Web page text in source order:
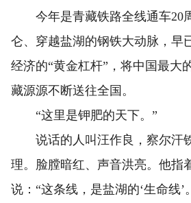
今年是青藏铁路全线通车20
仑、穿越盐湖的钢铁大动脉，早
经济的“黄金杠杆”，将中国最大
藏源源不断送往全国。
“这里是钾肥的天下。”
说话的人叫汪作良，察尔汗
理。脸膛暗红、声音洪亮。他指
说：“这条线，是盐湖的‘生命线’